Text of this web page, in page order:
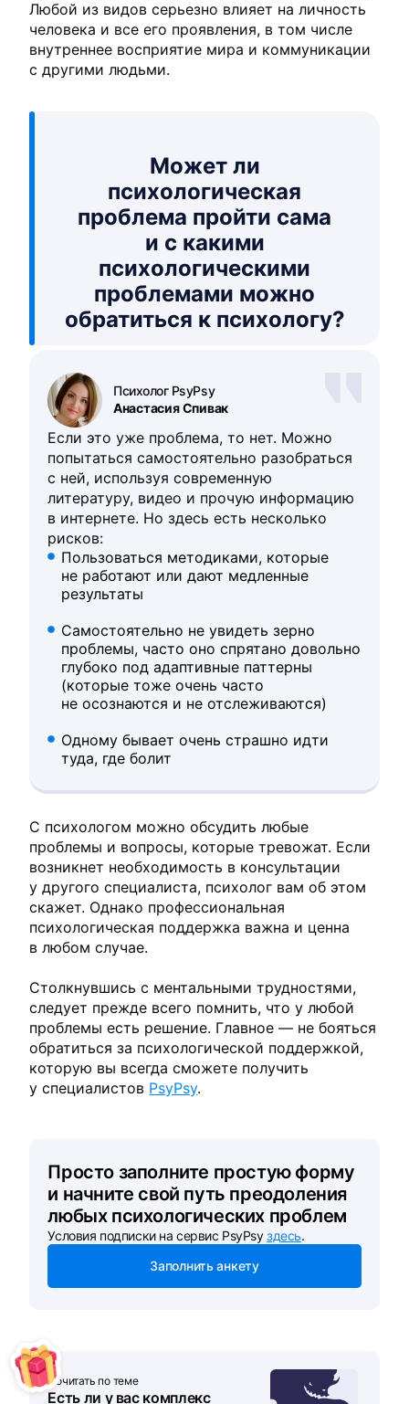
Любой из видов серьезно влияет на личность
человека и все его проявления, в том числе
внутреннее восприятие мира и коммуникации
с другими людьми.
Может ли
психологическая
проблема пройти сама
и с какими
психологическими
проблемами можно
обратиться к психологу?
Анастасия Спивак
Психолог PsyPsy
Если это уже проблема, то нет. Можно
попытаться самостоятельно разобраться
с ней, используя современную
литературу, видео и прочую информацию
в интернете. Но здесь есть несколько
рисков:
Пользоваться методиками, которые
не работают или дают медленные
результаты
Самостоятельно не увидеть зерно
проблемы, часто оно спрятано довольно
глубоко под адаптивные паттерны
(которые тоже очень часто
не осознаются и не отслеживаются)
Одному бывает очень страшно идти
туда, где болит
С психологом можно обсудить любые
проблемы и вопросы, которые тревожат. Если
возникнет необходимость в консультации
у другого специалиста, психолог вам об этом
скажет. Однако профессиональная
психологическая поддержка важна и ценна
в любом случае.
Столкнувшись с ментальными трудностями,
следует прежде всего помнить, что у любой
проблемы есть решение. Главное — не бояться
обратиться за психологической поддержкой,
которую вы всегда сможете получить
у специалистов PsyPsy.
Просто заполните простую форму
и начните свой путь преодоления
любых психологических проблем
Условия подписки на сервис PsyPsyздесь.
Заполнить анкету
Почитать по теме
Есть ли у вас комплекс